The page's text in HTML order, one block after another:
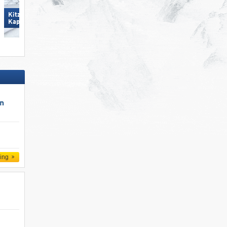
Kitzsteinhorn/​Maiskogel -
Kaprun
Glungezer – Tulfes